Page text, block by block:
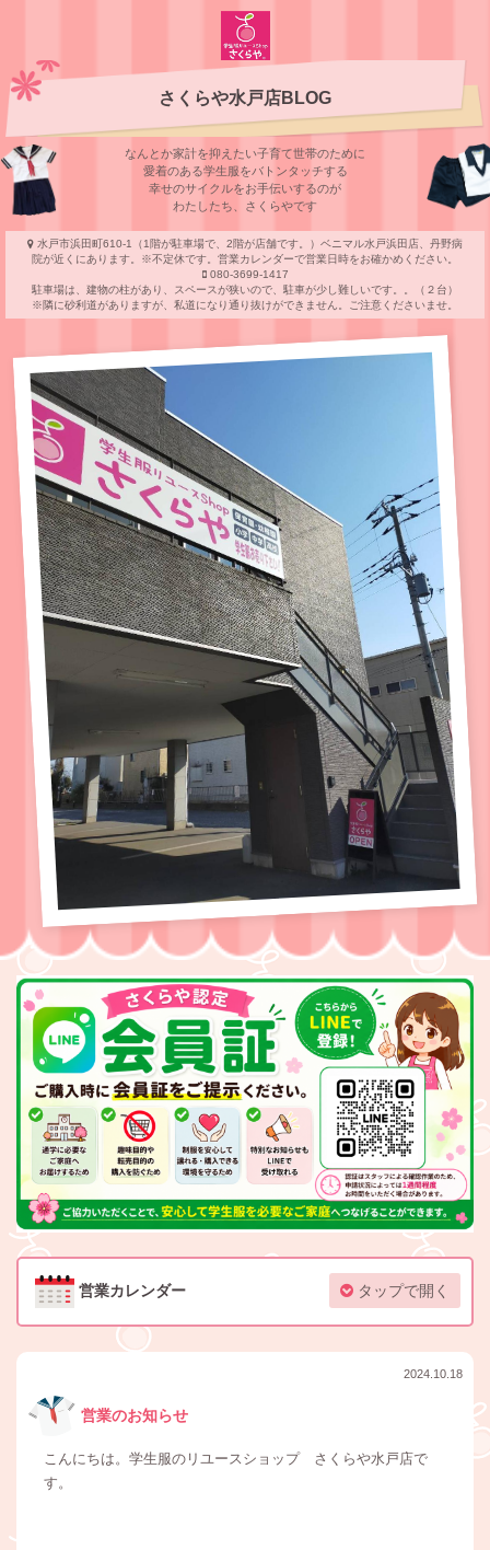
さくらや水戸店BLOG
なんとか家計を抑えたい子育て世帯のために
愛着のある学⽣服をバトンタッチする
幸せのサイクルをお⼿伝いするのが
わたしたち、さくらやです
水戸市浜田町610-1（1階が駐車場で、2階が店舗です。）ベニマル水戸浜田店、丹野病
院が近くにあります。※不定休です。営業カレンダーで営業日時をお確かめください。
080-3699-1417
駐車場は、建物の柱があり、スペースが狭いので、駐車が少し難しいです。。（２台）
※隣に砂利道がありますが、私道になり通り抜けができません。ご注意くださいませ。
営業カレンダー タップで開く
2024.10.18
営業のお知らせ
こんにちは。学生服のリユースショップ さくらや水戸店で
す。